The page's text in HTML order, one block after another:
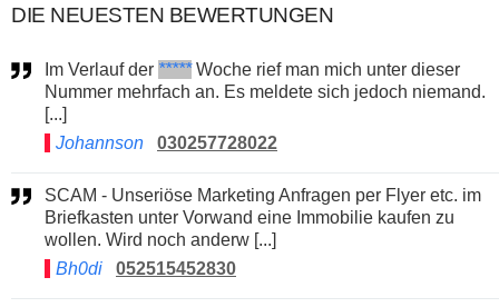
DIE NEUESTEN BEWERTUNGEN
Im Verlauf der *****Woche rief man mich unter dieser
Nummer mehrfach an. Es meldete sich jedoch niemand.
[...]
Johannson
030257728022
SCAM - Unseriöse Marketing Anfragen per Flyer etc. im
Briefkasten unter Vorwand eine Immobilie kaufen zu
wollen. Wird noch anderw [...]
Bh0di
052515452830